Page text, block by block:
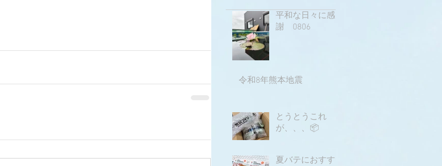
平和な日々に感
謝 0806
令和8年熊本地震
とうとうこれ
が、、、📦
夏バテにおすす